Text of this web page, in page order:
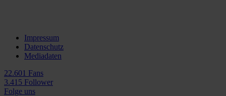
Impressum
Datenschutz
Mediadaten
22.601 Fans
3.415 Follower
Folge uns